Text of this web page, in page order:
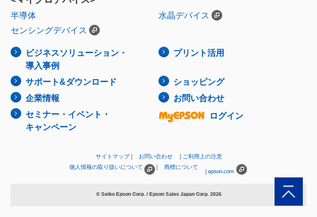
半導体
水晶デバイス
センシングデバイス
ビジネスソリューション・
導入事例
プリント活用
サポート&ダウンロード
ショッピング
企業情報
お問い合わせ
セミナー・イベント・
キャンペーン
ログイン
サイトマップ お問い合わせ
ご利用上の注意
個人情報の取り扱いについて
商標について
epson.com
© Seiko Epson Corp. / Epson Sales Japan Corp. 2026